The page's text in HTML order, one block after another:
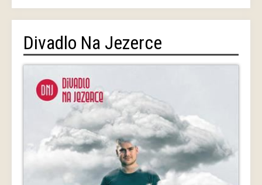
Divadlo Na Jezerce